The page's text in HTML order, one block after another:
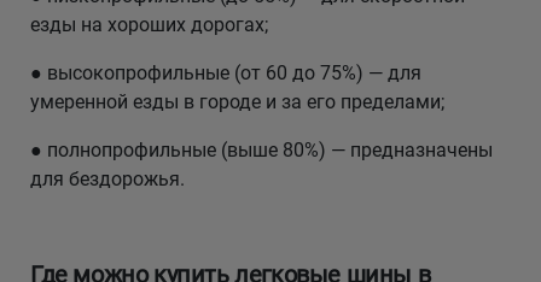
езды на хороших дорогах;
● высокопрофильные (от 60 до 75%) — для
умеренной езды в городе и за его пределами;
● полнопрофильные (выше 80%) — предназначены
для бездорожья.
Где можно купить легковые шины в